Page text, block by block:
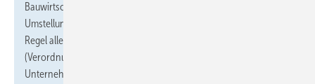
Bauwirtschaft auf das neue Basisjahr 2021=100 umgestellt. Die
Umstellung auf ein neues Basisjahr erfolgt turnusmäßig in der
Regel alle fünf Jahre. Aufgrund einer EU-Verordnung
(Verordnung 2019/2152 über europäische
Unternehmensstatistiken sowie Durchführungsverordnung